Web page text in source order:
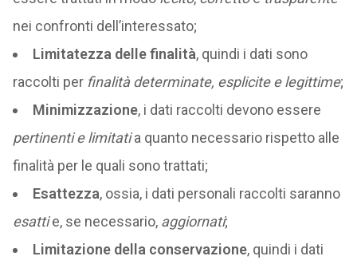
nei confronti dell’interessato;
Limitatezza delle finalità, quindi i dati sono
raccolti per finalità determinate, esplicite e legittime;
Minimizzazione, i dati raccolti devono essere
pertinenti e limitatia quanto necessario rispetto alle
finalità per le quali sono trattati;
Esattezza, ossia, i dati personali raccolti saranno
esattie, se necessario, aggiornati;
Limitazione della conservazione, quindi i dati